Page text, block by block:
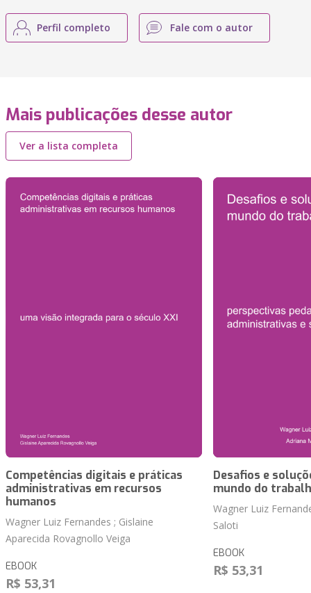
Perfil completo Fale com o autor
Mais publicações desse autor
Ver a lista completa
Competências digitais e práticas
administrativas em recursos
humanos
Wagner Luiz Fernandes ; Gislaine
Aparecida Rovagnollo Veiga
EBOOK
R$ 53,31
Desafios e
mundo do
Wagner Luiz
Saloti
EBOOK
R$ 53,31